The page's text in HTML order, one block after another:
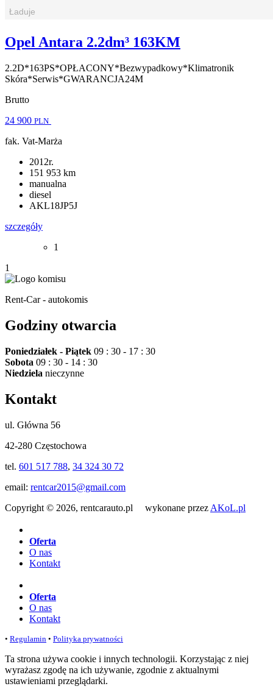
Opel Antara 2.2dm³ 163KM
2.2D*163PS*OPŁACONY*Bezwypadkowy*Klimatronik
Skóra*Serwis*GWARANCJA24M
Brutto
24 900 PLN
fak. Vat-Marża
2012r.
151 953 km
manualna
diesel
AKL18JP5J
szczegóły
1
1
Rent-Car - autokomis
Godziny otwarcia
Poniedziałek - Piątek 09 : 30 - 17 : 30
Sobota 09 : 30 - 14 : 30
Niedziela nieczynne
Kontakt
ul. Główna 56
42-280 Częstochowa
tel. 601 517 788, 34 324 30 72
email: rentcar2015@gmail.com
Copyright © 2026, rentcarauto.pl wykonane przez AKoL.pl
Oferta
O nas
Kontakt
Oferta
O nas
Kontakt
• Regulamin • Polityka prywatności
Ta strona używa cookie i innych technologii. Korzystając z niej
wyrażasz zgodę na ich używanie, zgodnie z aktualnymi
ustawieniami przeglądarki.